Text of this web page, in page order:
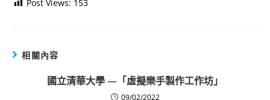
Post Views: 153
相關內容
國立清華大學 —「虛擬樂手製作工作坊」
09/02/2022